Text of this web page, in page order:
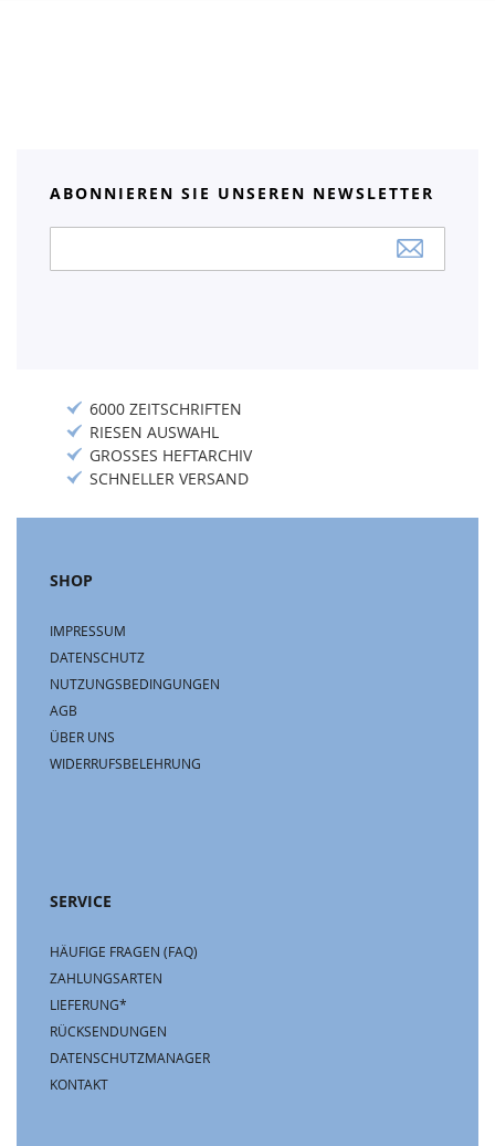
ABONNIEREN SIE UNSEREN NEWSLETTER
Newsletter:
6000 ZEITSCHRIFTEN
RIESEN AUSWAHL
GROSSES HEFTARCHIV
SCHNELLER VERSAND
SHOP
IMPRESSUM
DATENSCHUTZ
NUTZUNGSBEDINGUNGEN
AGB
ÜBER UNS
WIDERRUFSBELEHRUNG
SERVICE
HÄUFIGE FRAGEN (FAQ)
ZAHLUNGSARTEN
LIEFERUNG*
RÜCKSENDUNGEN
DATENSCHUTZMANAGER
KONTAKT